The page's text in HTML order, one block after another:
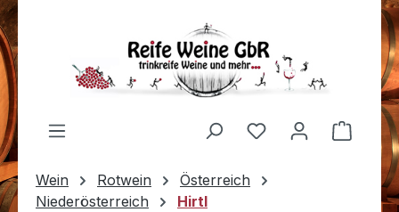
Zum Hauptinhalt springen
Du hast 0
Wein Rotwein
Österreich
Niederösterreich
Hirtl